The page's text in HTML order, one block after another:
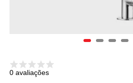
0 avaliações